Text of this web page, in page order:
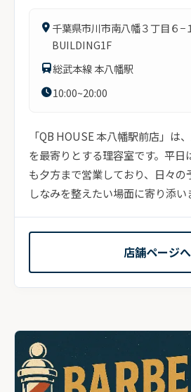
千葉県市川市南八幡３丁目６−
BUILDING1F
総武本線 本八幡駅
10:00~20:00
「QB HOUSE 本八幡駅前店」は
を最寄りとする理容室です。平日
も夕方まで営業しており、日々
しなみを整えたい場面に寄り添い
店舗ページへ